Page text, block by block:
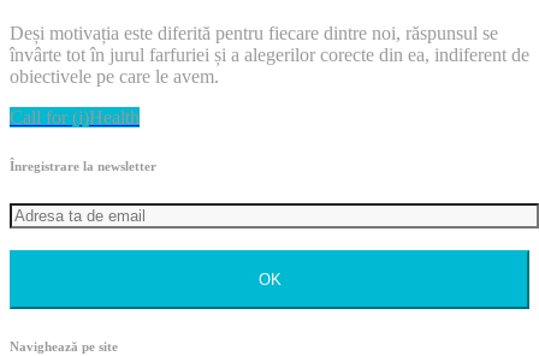
Deși motivația este diferită pentru fiecare dintre noi, răspunsul se
învârte tot în jurul farfuriei și a alegerilor corecte din ea, indiferent de
obiectivele pe care le avem.
Call for (i)Health
Înregistrare la newsletter
OK
Navighează pe site